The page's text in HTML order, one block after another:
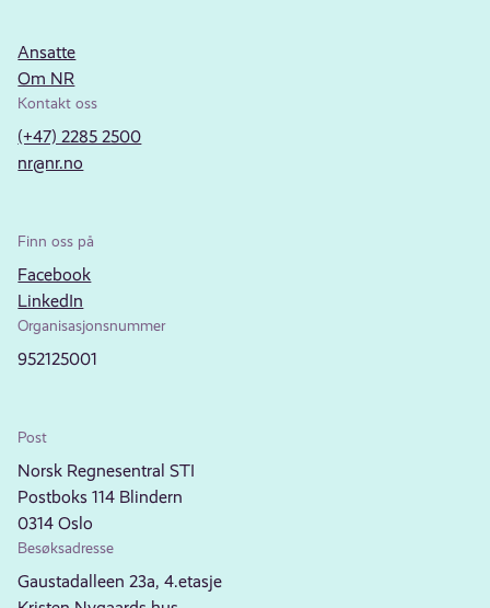
Ansatte
Om NR
Kontakt oss
(+47) 2285 2500
nr@nr.no
Finn oss på
Facebook
LinkedIn
Organisasjonsnummer
952125001
Post
Norsk Regnesentral STI
Postboks 114 Blindern
0314 Oslo
Besøksadresse
Gaustadalleen 23a, 4.etasje